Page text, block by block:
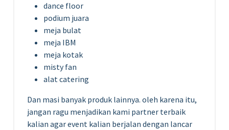
dance floor
podium juara
meja bulat
meja IBM
meja kotak
misty fan
alat catering
Dan masi banyak produk lainnya. oleh karena itu,
jangan ragu menjadikan kami partner terbaik
kalian agar event kalian berjalan dengan lancar